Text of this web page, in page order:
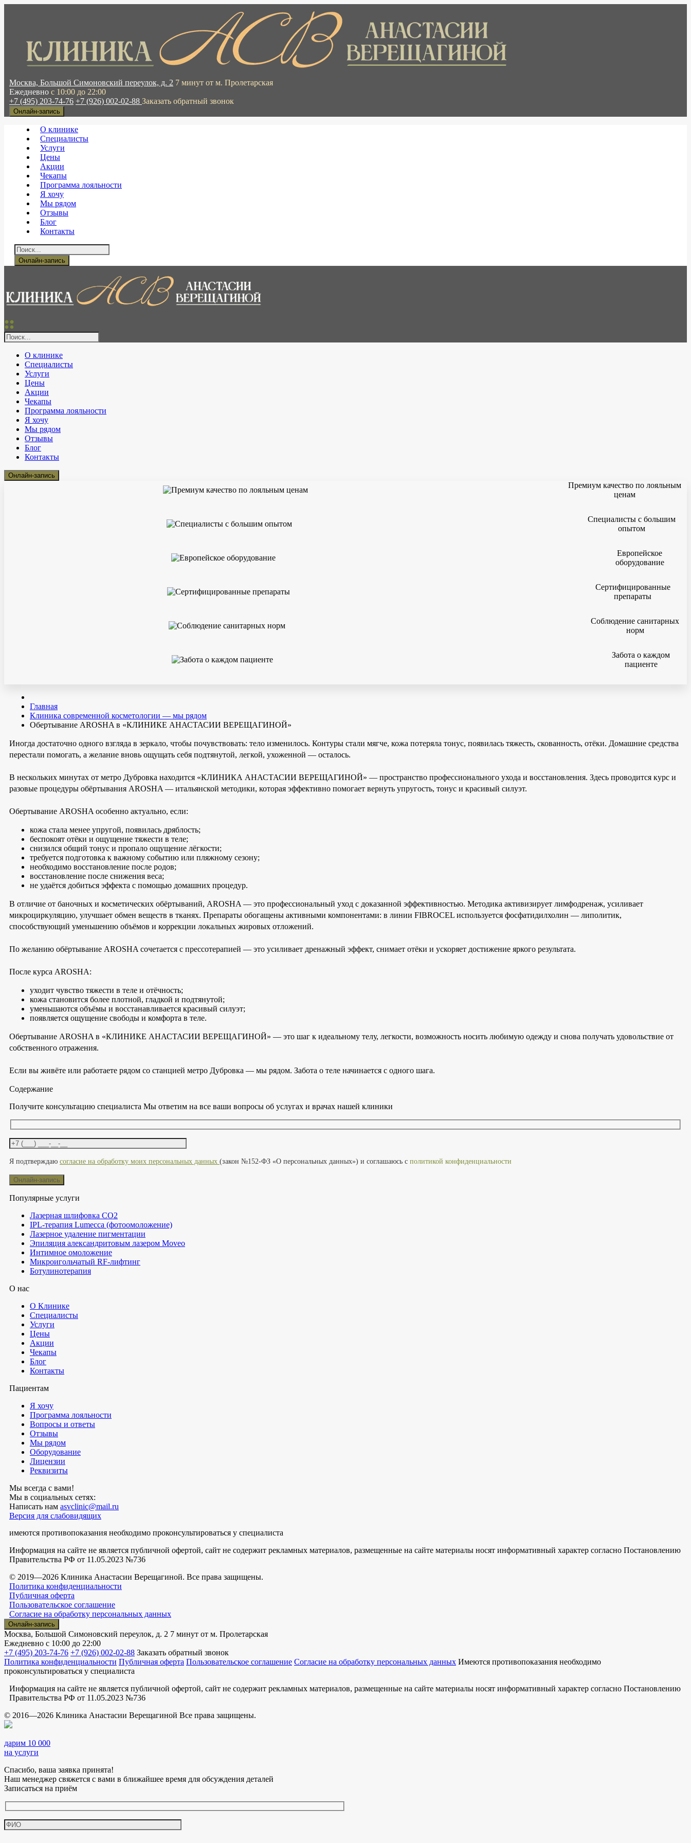
Москва, Большой Симоновский переулок, д. 2 7 минут от м. Пролетарская
Ежедневно с 10:00 до 22:00
+7 (495) 203-74-76 +7 (926) 002-02-88 Заказать обратный звонок
Онлайн-запись
О клинике
Специалисты
Услуги
Цены
Акции
Чекапы
Программа лояльности
Я хочу
Мы рядом
Отзывы
Блог
Контакты
Онлайн-запись
О клинике
Специалисты
Услуги
Цены
Акции
Чекапы
Программа лояльности
Я хочу
Мы рядом
Отзывы
Блог
Контакты
Онлайн-запись
Премиум качество по лояльным
ценам
Специалисты с большим
опытом
Европейское
оборудование
Сертифицированные
препараты
Соблюдение санитарных
норм
Забота о каждом
пациенте
Главная
Клиника современной косметологии — мы рядом
Обертывание AROSHA в «КЛИНИКЕ АНАСТАСИИ ВЕРЕЩАГИНОЙ»
Иногда достаточно одного взгляда в зеркало, чтобы почувствовать: тело изменилось. Контуры стали мягче, кожа потеряла тонус, появилась тяжесть, скованность, отёки. Домашние средства
перестали помогать, а желание вновь ощущать себя подтянутой, легкой, ухоженной — осталось.
В нескольких минутах от метро Дубровка находится «КЛИНИКА АНАСТАСИИ ВЕРЕЩАГИНОЙ» — пространство профессионального ухода и восстановления. Здесь проводится курс и
разовые процедуры обёртывания AROSHA — итальянской методики, которая эффективно помогает вернуть упругость, тонус и красивый силуэт.
Обертывание AROSHA особенно актуально, если:
кожа стала менее упругой, появилась дряблость;
беспокоят отёки и ощущение тяжести в теле;
снизился общий тонус и пропало ощущение лёгкости;
требуется подготовка к важному событию или пляжному сезону;
необходимо восстановление после родов;
восстановление после снижения веса;
не удаётся добиться эффекта с помощью домашних процедур.
В отличие от баночных и косметических обёртываний, AROSHA — это профессиональный уход с доказанной эффективностью. Методика активизирует лимфодренаж, усиливает
микроциркуляцию, улучшает обмен веществ в тканях. Препараты обогащены активными компонентами: в линии FIBROCEL используется фосфатидилхолин — липолитик,
способствующий уменьшению объёмов и коррекции локальных жировых отложений.
По желанию обёртывание AROSHA сочетается с прессотерапией — это усиливает дренажный эффект, снимает отёки и ускоряет достижение яркого результата.
После курса AROSHA:
уходит чувство тяжести в теле и отёчность;
кожа становится более плотной, гладкой и подтянутой;
уменьшаются объёмы и восстанавливается красивый силуэт;
появляется ощущение свободы и комфорта в теле.
Обертывание AROSHA в «КЛИНИКЕ АНАСТАСИИ ВЕРЕЩАГИНОЙ» — это шаг к идеальному телу, легкости, возможность носить любимую одежду и снова получать удовольствие от
собственного отражения.
Если вы живёте или работаете рядом со станцией метро Дубровка — мы рядом. Забота о теле начинается с одного шага.
Содержание
Получите консультацию специалиста Мы ответим на все ваши вопросы об услугах и врачах нашей клиники
Я подтверждаю согласие на обработку моих персональных данных (закон №152-ФЗ «О персональных данных») и соглашаюсь с политикой конфиденциальности
Популярные услуги
Лазерная шлифовка СО2
IPL-терапия Lumecca (фотоомоложение)
Лазерное удаление пигментации
Эпиляция александритовым лазером Moveo
Интимное омоложение
Микроигольчатый RF-лифтинг
Ботулинотерапия
О нас
О Клинике
Специалисты
Услуги
Цены
Акции
Чекапы
Блог
Контакты
Пациентам
Я хочу
Программа лояльности
Вопросы и ответы
Отзывы
Мы рядом
Оборудование
Лицензии
Реквизиты
Мы всегда с вами!
Мы в социальных сетях:
Написать нам asvclinic@mail.ru
Версия для слабовидящих
имеются противопоказания необходимо проконсультироваться у специалиста
Информация на сайте не является публичной офертой, сайт не содержит рекламных материалов, размещенные на сайте материалы носят информативный характер согласно Постановлению
Правительства РФ от 11.05.2023 №736
© 2019—2026 Клиника Анастасии Верещагиной. Все права защищены.
Политика конфиденциальности
Публичная оферта
Пользовательское соглашение
Согласие на обработку персональных данных
Онлайн-запись
Москва, Большой Симоновский переулок, д. 2 7 минут от м. Пролетарская
Ежедневно с 10:00 до 22:00
+7 (495) 203-74-76 +7 (926) 002-02-88 Заказать обратный звонок
Политика конфиденциальности Публичная оферта Пользовательское соглашение Согласие на обработку персональных данных Имеются противопоказания необходимо
проконсультироваться у специалиста
Информация на сайте не является публичной офертой, сайт не содержит рекламных материалов, размещенные на сайте материалы носят информативный характер согласно Постановлению
Правительства РФ от 11.05.2023 №736
© 2016—2026 Клиника Анастасии Верещагиной Все права защищены.
дарим 10 000
на услуги
Спасибо, ваша заявка принята!
Наш менеджер свяжется с вами в ближайшее время для обсуждения деталей
Записаться на приём